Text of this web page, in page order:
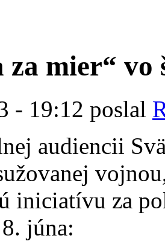
za mier“
- 19:12 poslal
audiencii
iniciatívu za
júna: